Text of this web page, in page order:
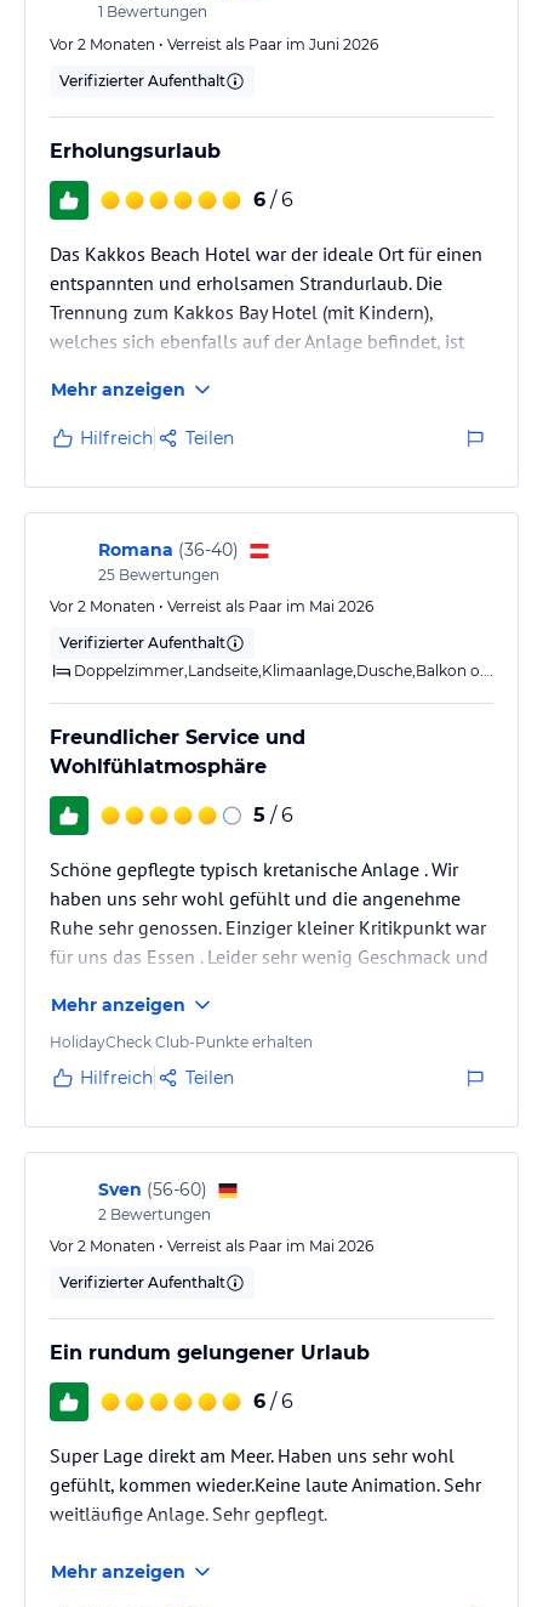
1 Bewertungen
Vor 2 Monaten • Verreist als Paar im Juni 2026
Verifizierter Aufenthalt
Erholungsurlaub
6 / 6
Das Kakkos Beach Hotel war der ideale Ort für einen
entspannten und erholsamen Strandurlaub. Die
Trennung zum Kakkos Bay Hotel (mit Kindern),
welches sich ebenfalls auf der Anlage befindet, ist
Mehr anzeigen
Hilfreich Teilen
Romana (36-40)
25 Bewertungen
Vor 2 Monaten • Verreist als Paar im Mai 2026
Verifizierter Aufenthalt
Freundlicher Service und
Wohlfühlatmosphäre
5 / 6
Schöne gepflegte typisch kretanische Anlage . Wir
haben uns sehr wohl gefühlt und die angenehme
Ruhe sehr genossen. Einziger kleiner Kritikpunkt war
für uns das Essen . Leider sehr wenig Geschmack und
Ansonsten alles top !
Mehr anzeigen
HolidayCheck Club-Punkte erhalten
Hilfreich Teilen
Sven (56-60)
2 Bewertungen
Vor 2 Monaten • Verreist als Paar im Mai 2026
Verifizierter Aufenthalt
Ein rundum gelungener Urlaub
6 / 6
Super Lage direkt am Meer. Haben uns sehr wohl
gefühlt, kommen wieder.Keine laute Animation. Sehr
weitläufige Anlage. Sehr gepflegt.
Mehr anzeigen